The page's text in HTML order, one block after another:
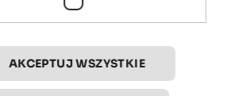
at Mt. Kronplatz
Fr 17. Jul 2026
AKCEPTUJ WSZYSTKIE